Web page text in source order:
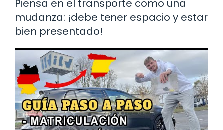
Piensa en el transporte como una
mudanza: ¡debe tener espacio y estar
bien presentado!